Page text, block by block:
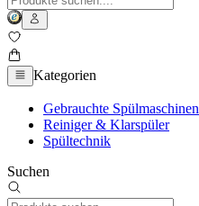
Kategorien
Gebrauchte Spülmaschinen
Reiniger & Klarspüler
Spültechnik
Suchen